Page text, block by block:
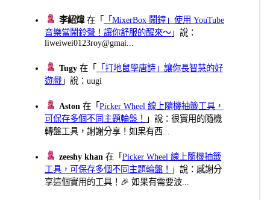
李紹煒在「
「MixerBox 鬧鐘」使用 YouTube
音樂當鬧鈴聲！讓你舒服的醒來～ 」說：
liweiwei0123roy@gmai...
Tugy 在「
「打地鼠學唐詩」讓你長智慧的好
遊戲 」說：uugi
Aston 在「Picker Wheel 線上隨機抽籤工具，
可保存多個不同主題輪盤！
」說：很實用的隨機
轉盤工具，謝謝分享！如果有西...
zeeshy khan 在「Picker Wheel 線上隨機抽籤
工具，可保存多個不同主題輪盤！
」說：感謝分
享這個實用的工具！🎉 如果有需要波...